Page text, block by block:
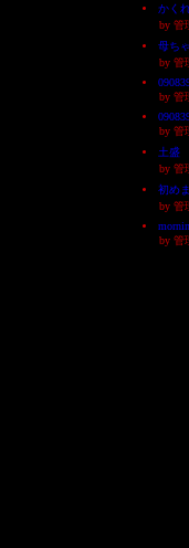
かく
by 管
母ち
by 管
by 管
by 管
土盛
by 管
初め
by 管
by 管